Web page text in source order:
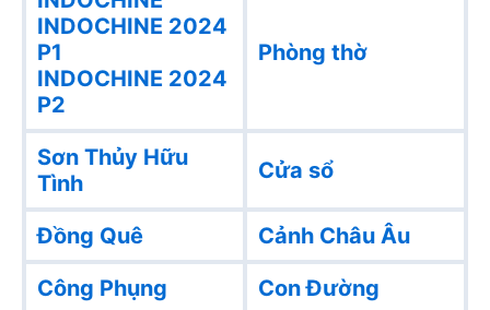
INDOCHINE 2024
P1
INDOCHINE 2024
P2
Phòng thờ
Sơn Thủy Hữu
Tình
Cửa sổ
Đồng Quê
Cảnh Châu Âu
Công Phụng
Con Đường